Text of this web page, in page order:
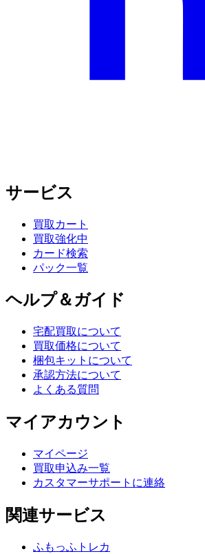
サービス
買取カート
買取強化中
カード検索
パック一覧
ヘルプ＆ガイド
宅配買取について
買取価格について
梱包キットについて
承認方法について
よくある質問
マイアカウント
マイページ
買取申込み一覧
カスタマーサポートに連絡
関連サービス
ふもっふトレカ